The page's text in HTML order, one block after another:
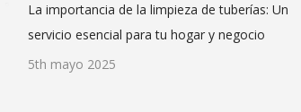
La importancia de la limpieza de tuberías: Un
servicio esencial para tu hogar y negocio
5th mayo 2025